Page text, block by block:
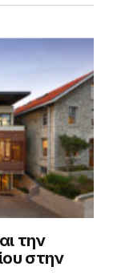
την
στην